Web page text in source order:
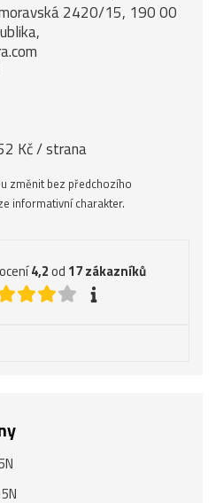
2420/15, 190 00
Kč / strana
změnit bez předchozího
informativní charakter.
4,2od 17zákazníků